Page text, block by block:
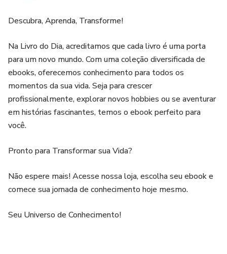
Descubra, Aprenda, Transforme!
Na Livro do Dia, acreditamos que cada livro é uma porta
para um novo mundo. Com uma coleção diversificada de
ebooks, oferecemos conhecimento para todos os
momentos da sua vida. Seja para crescer
profissionalmente, explorar novos hobbies ou se aventurar
em histórias fascinantes, temos o ebook perfeito para
você.
Pronto para Transformar sua Vida?
Não espere mais! Acesse nossa loja, escolha seu ebook e
comece sua jornada de conhecimento hoje mesmo.
Seu Universo de Conhecimento!